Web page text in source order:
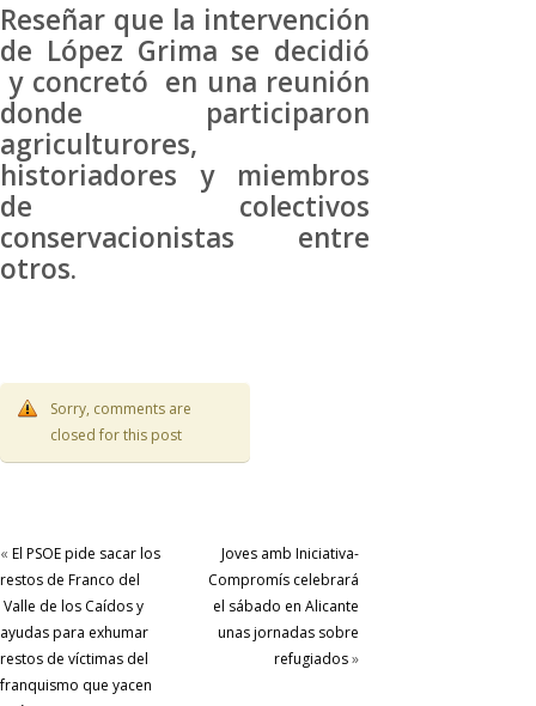
Reseñar que la intervención
de López Grima se decidió
y concretó en una reunión
donde participaron
agriculturores,
historiadores y miembros
de colectivos
conservacionistas entre
otros.
Sorry, comments are
closed for this post
« El PSOE pide sacar los
restos de Franco del
Valle de los Caídos y
ayudas para exhumar
restos de víctimas del
franquismo que yacen
Joves amb Iniciativa-
Compromís celebrará
el sábado en Alicante
unas jornadas sobre
refugiados»